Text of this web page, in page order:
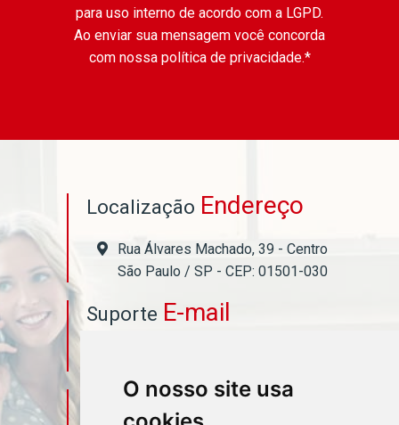
O nosso site usa
para uso interno de acordo com a LGPD.
Ao enviar sua mensagem você concorda
com nossa política de privacidade.*
Localização Endereço
Rua Álvares Machado, 39 - Centro
São Paulo / SP - CEP: 01501-030
Suporte E-mail
ContatoTelefone